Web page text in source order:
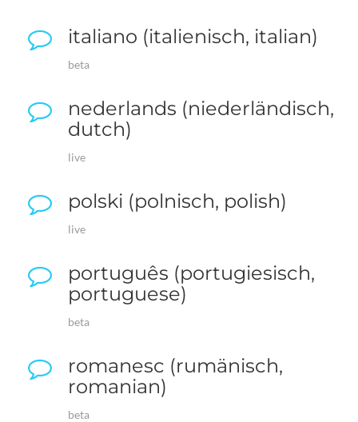
italiano (italienisch, italian)
beta
nederlands (niederländisch,
dutch)
live
polski (polnisch, polish)
live
português (portugiesisch,
portuguese)
beta
romanesc (rumänisch,
romanian)
beta